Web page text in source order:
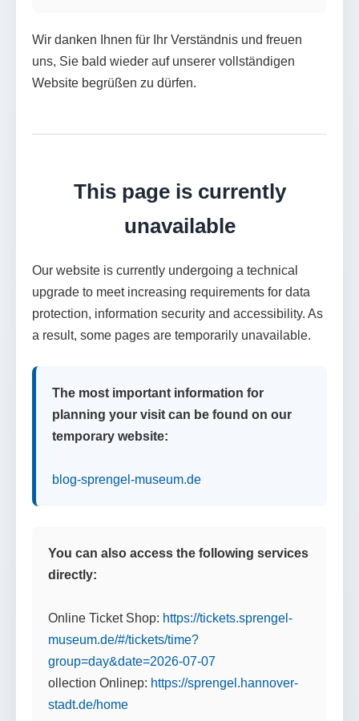
Wir danken Ihnen für Ihr Verständnis und freuen
uns, Sie bald wieder auf unserer vollständigen
Website begrüßen zu dürfen.
This page is currently
unavailable
Our website is currently undergoing a technical
upgrade to meet increasing requirements for data
protection, information security and accessibility. As
a result, some pages are temporarily unavailable.
The most important information for
planning your visit can be found on our
temporary website:
blog-sprengel-museum.de
You can also access the following services
directly:
Online Ticket Shop: https://tickets.sprengel-
museum.de/#/tickets/time?
group=day&date=2026-07-07
ollection Onlinep: https://sprengel.hannover-
stadt.de/home